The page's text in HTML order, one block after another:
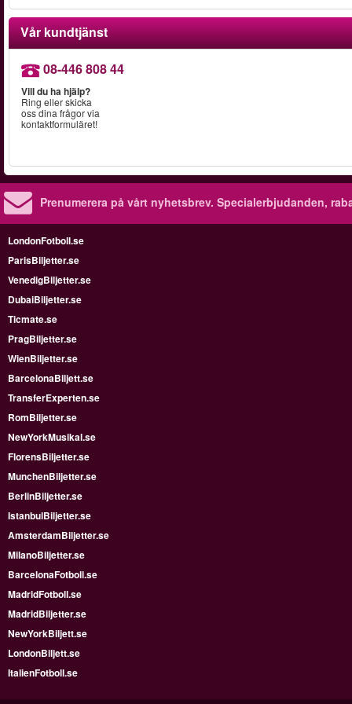
Vår kundtjänst
08-446 808 44
Vill du ha hjälp?
Ring eller skicka
oss dina frågor via
kontaktformuläret!
Prenumerera på vårt nyhetsbrev. Specialerbjudanden,
LondonFotboll.se
ParisBiljetter.se
VenedigBiljetter.se
DubaiBiljetter.se
Ticmate.se
PragBiljetter.se
WienBiljetter.se
BarcelonaBiljett.se
TransferExperten.se
RomBiljetter.se
NewYorkMusikal.se
FlorensBiljetter.se
MunchenBiljetter.se
BerlinBiljetter.se
IstanbulBiljetter.se
AmsterdamBiljetter.se
MilanoBiljetter.se
BarcelonaFotboll.se
MadridFotboll.se
MadridBiljetter.se
NewYorkBiljett.se
LondonBiljett.se
ItalienFotboll.se